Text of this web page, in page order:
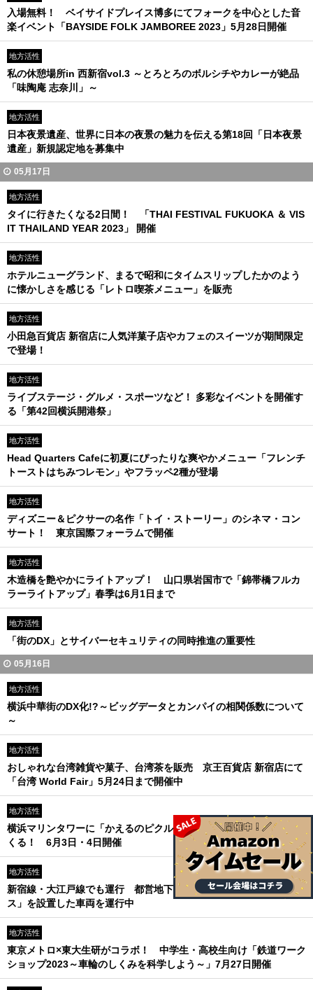
入場無料！ ベイサイドプレイス博多にてフォークを中心とした音
楽イベント「BAYSIDE FOLK JAMBOREE 2023」5月28日開催
地方活性
私の休憩場所in 西新宿vol.3 ～とろとろのボルシチやカレーが絶品
「味陶庵 志奈川」～
地方活性
日本夜景遺産、世界に日本の夜景の魅力を伝える第18回「日本夜景
遺産」新規認定地を募集中
05月17日
地方活性
タイに行きたくなる2日間！ 「THAI FESTIVAL FUKUOKA ＆ VIS
IT THAILAND YEAR 2023」 開催
地方活性
ホテルニューグランド、まるで昭和にタイムスリップしたかのよう
に懐かしさを感じる「レトロ喫茶メニュー」を販売
地方活性
小田急百貨店 新宿店に人気洋菓子店やカフェのスイーツが期間限定
で登場！
地方活性
ライブステージ・グルメ・スポーツなど！ 多彩なイベントを開催す
る「第42回横浜開港祭」
地方活性
Head Quarters Cafeに初夏にぴったりな爽やかメニュー「フレンチ
トーストはちみつレモン」やフラッペ2種が登場
地方活性
ディズニー＆ピクサーの名作「トイ・ストーリー」のシネマ・コン
サート！ 東京国際フォーラムで開催
地方活性
木造橋を艶やかにライトアップ！ 山口県岩国市で「錦帯橋フルカ
ラーライトアップ」春季は6月1日まで
地方活性
「街のDX」とサイバーセキュリティの同時推進の重要性
05月16日
地方活性
横浜中華街のDX化!?～ビッグデータとカンパイの相関係数について
～
地方活性
おしゃれな台湾雑貨や菓子、台湾茶を販売 京王百貨店 新宿店にて
「台湾 World Fair」5月24日まで開催中
地方活性
横浜マリンタワーに「かえるのピクルス」ラッピングバスがやって
くる！ 6月3日・4日開催
地方活性
新宿線・大江戸線でも運行 都営地下鉄各線が「子育て応援スペー
ス」を設置した車両を運行中
地方活性
東京メトロ×東大生研がコラボ！ 中学生・高校生向け「鉄道ワーク
ショップ2023～車輪のしくみを科学しよう～」7月27日開催